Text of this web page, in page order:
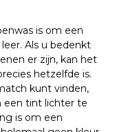
is om een
Als u bedenkt
er zijn, kan het
hetzelfde is.
kunt vinden,
een tint lichter te
is om een